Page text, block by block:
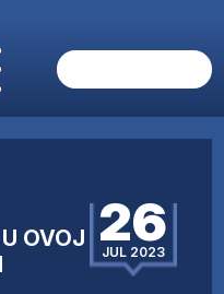
OVOJ
26
JUL 2023